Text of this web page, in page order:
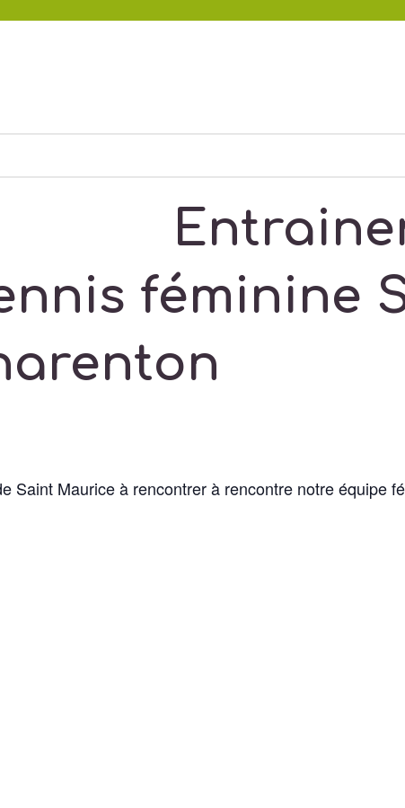
féminine
Saint Maurice à rencontrer à rencontre notre équipe